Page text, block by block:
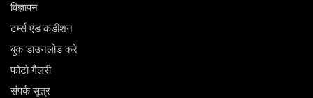
विज्ञापन
टर्म्स एंड कंडीशन
बुक डाउनलोड करे
फोटो गैलरी
संपर्क सूत्र